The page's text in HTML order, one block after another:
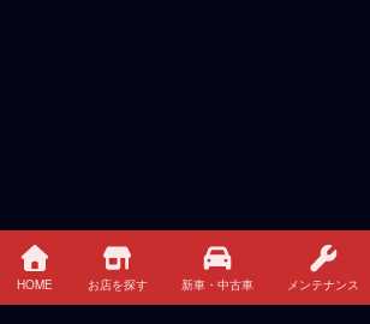
HOME お店を探す 新車・中古車 メンテナンス